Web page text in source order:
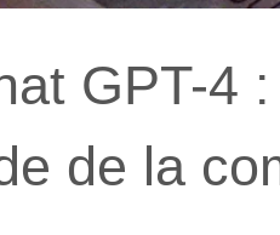
GPT-4
de la